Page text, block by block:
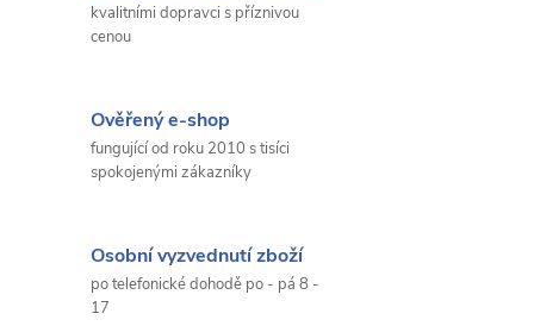
kvalitními dopravci s příznivou
cenou
Ověřený e-shop
fungující od roku 2010 s tisíci
spokojenými zákazníky
Osobní vyzvednutí zboží
po telefonické dohodě po - pá 8 -
17